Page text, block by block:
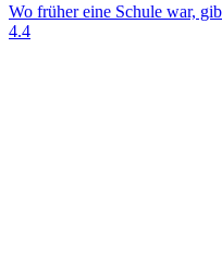
Wo früher eine Schule war,
4.4